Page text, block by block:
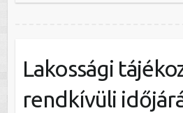
Lakossági
rendkívüli